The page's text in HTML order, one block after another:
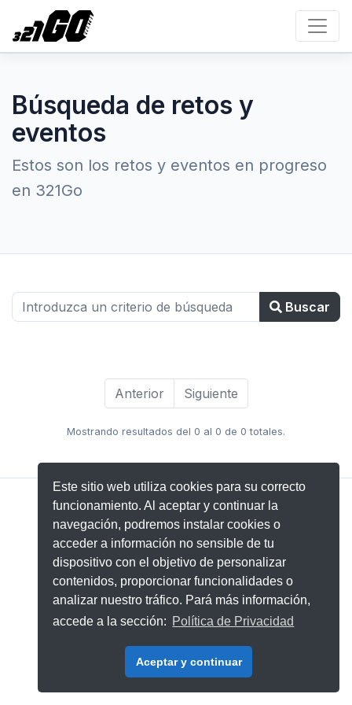
Este sitio web utiliza cookies para su correcto
funcionamiento. Al aceptar y continuar la
navegación, podremos instalar cookies o
acceder a información no sensible de tu
dispositivo con el objetivo de personalizar
contenidos, proporcionar funcionalidades o
analizar nuestro tráfico. Pará más información,
accede a la sección: Política de Privacidad
Aceptar y continuar
Búsqueda de retos y
eventos
Estos son los retos y eventos en progreso
en 321Go
Buscar
Anterior Siguiente
Mostrando resultados del 0 al 0 de 0 totales.
Aviso Legal |Política de Privacidad
© 2026 - 321Go Eventos S.L.
v2026.06.02 Stable 💚Desarrollado por SEIDEL